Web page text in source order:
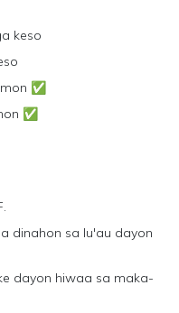
keso
✅
✅
dinahon sa lu'au dayon
dayon hiwaa sa maka-